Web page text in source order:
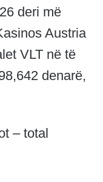
deri më
Austria
VLT në të
denarë,
– total